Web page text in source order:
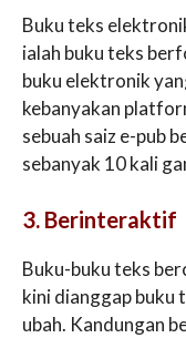
Buku teks
ialah buku teks
buku elektronik
kebanyakan
sebuah saiz e-pub
sebanyak 10 kali
3. Berinteraktif
Buku-buku teks
kini dianggap buku
ubah. Kandungan